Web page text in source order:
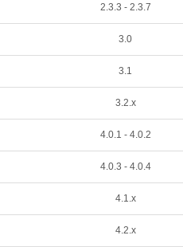
2.3.3 - 2.3.7
3.0
3.1
3.2.x
4.0.1 - 4.0.2
4.0.3 - 4.0.4
4.1.x
4.2.x